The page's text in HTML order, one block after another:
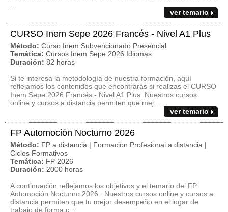
ver temario
CURSO Inem Sepe 2026 Francés - Nivel A1 Plus
Método: Curso Inem Subvencionado Presencial
Temática: Cursos Inem Sepe 2026 Idiomas
Duración: 82 horas
Si te interesa la metodología de nuestra formación, aquí
reflejamos los contenidos que encontrarás si realizas el CURSO
Inem Sepe 2026 Francés - Nivel A1 Plus. Nuestros cursos
online y cursos a distancia permiten que mej...
ver temario
FP Automoción Nocturno 2026
Método: FP a distancia | Formacion Profesional a distancia |
Ciclos Formativos
Temática: FP 2026
Duración: 2000 horas
A continuación reflejamos los objetivos y el temario del FP
Automoción Nocturno 2026 . Nuestros cursos online y cursos a
distancia permiten que tu mejor desempeño en el lugar de
trabajo de forma c...